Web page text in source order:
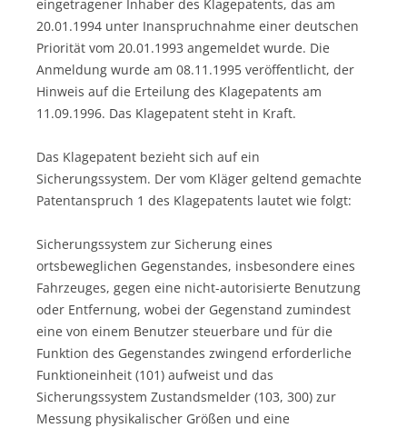
eingetragener Inhaber des Klagepatents, das am
20.01.1994 unter Inanspruchnahme einer deutschen
Priorität vom 20.01.1993 angemeldet wurde. Die
Anmeldung wurde am 08.11.1995 veröffentlicht, der
Hinweis auf die Erteilung des Klagepatents am
11.09.1996. Das Klagepatent steht in Kraft.
Das Klagepatent bezieht sich auf ein
Sicherungssystem. Der vom Kläger geltend gemachte
Patentanspruch 1 des Klagepatents lautet wie folgt:
Sicherungssystem zur Sicherung eines
ortsbeweglichen Gegenstandes, insbesondere eines
Fahrzeuges, gegen eine nicht-autorisierte Benutzung
oder Entfernung, wobei der Gegenstand zumindest
eine von einem Benutzer steuerbare und für die
Funktion des Gegenstandes zwingend erforderliche
Funktioneinheit (101) aufweist und das
Sicherungssystem Zustandsmelder (103, 300) zur
Messung physikalischer Größen und eine